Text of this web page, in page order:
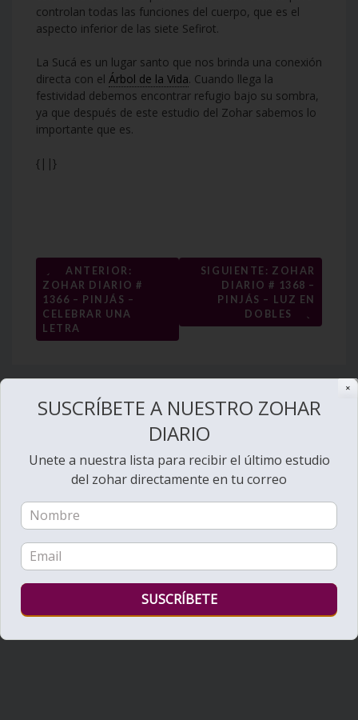
controlan todas las funciones del cuerpo, que es el
aspecto inferior de las siete Sefirot.
La Sucá es un lugar santo que nos brinda una conexión
directa con el Árbol de la Vida. Cuando llega la
festividad debemos encontrar refugio bajo su sombra,
ya que después de este estudio del Zohar sabemos lo
importante que es.
{||}
Navegación
de
entradas
←
ANTERIOR:
ZOHAR DIARIO #
1366 – PINJÁS –
CELEBRAR UNA
LETRA
SIGUIENTE: ZOHAR
DIARIO # 1368 –
PINJÁS – LUZ EN
DOBLES
→
✕
SUSCRÍBETE A NUESTRO ZOHAR
DIARIO
Unete a nuestra lista para recibir el último estudio
del zohar directamente en tu correo